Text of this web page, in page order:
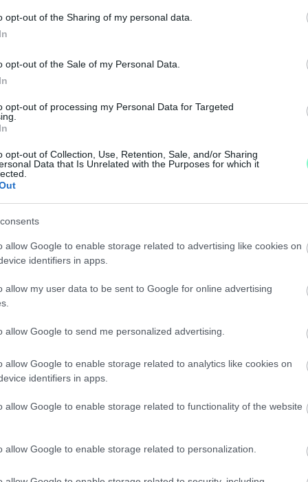
opt-out of the Sharing of my personal data.
opt-out of the Sale of my Personal Data.
opt-out of processing my Personal Data for Targeted
opt-out of Collection, Use, Retention, Sale, and/or Sharing
Data that Is Unrelated with the Purposes for which it
allow Google to enable storage related to advertising like cookies on
identifiers in apps.
allow my user data to be sent to Google for online advertising
allow Google to send me personalized advertising.
allow Google to enable storage related to analytics like cookies on
identifiers in apps.
allow Google to enable storage related to functionality of the website
allow Google to enable storage related to personalization.
színpadra állíthatná Schiller gyönyörűséges
Bart Oliver!
című családi musicaljét,
– teszi hozzá az Ugytudjuk
Kiss Gábort idézve:
van,
kölyke, a kicsapongó életet élő, léha
és az ő pénze megoldja a financiális
Esőember című drámáját, valamint Dér
című életrajzi drámáját – írja az MTI. Ennek
illetékes munkatársa is ott volt.